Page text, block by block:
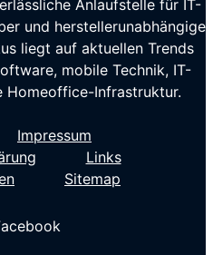
Anlaufstelle für IT-
und herstellerunabhängige
liegt auf aktuellen Trends
mobile Technik, IT-
Homeoffice-Infrastruktur.
Impressum
Links
Sitemap